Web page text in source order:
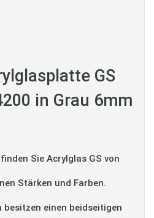
GS
in Grau 6mm
Sie Acrylglas GS von
Stärken und Farben.
einen beidseitigen